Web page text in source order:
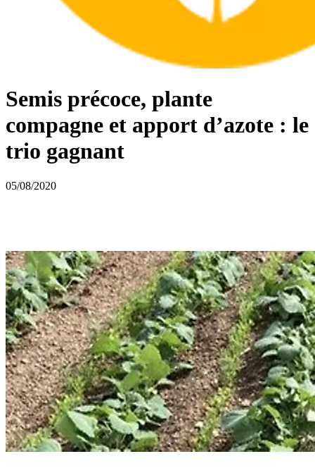
Semis précoce, plante
compagne et apport d’azote : le
trio gagnant
05/08/2020